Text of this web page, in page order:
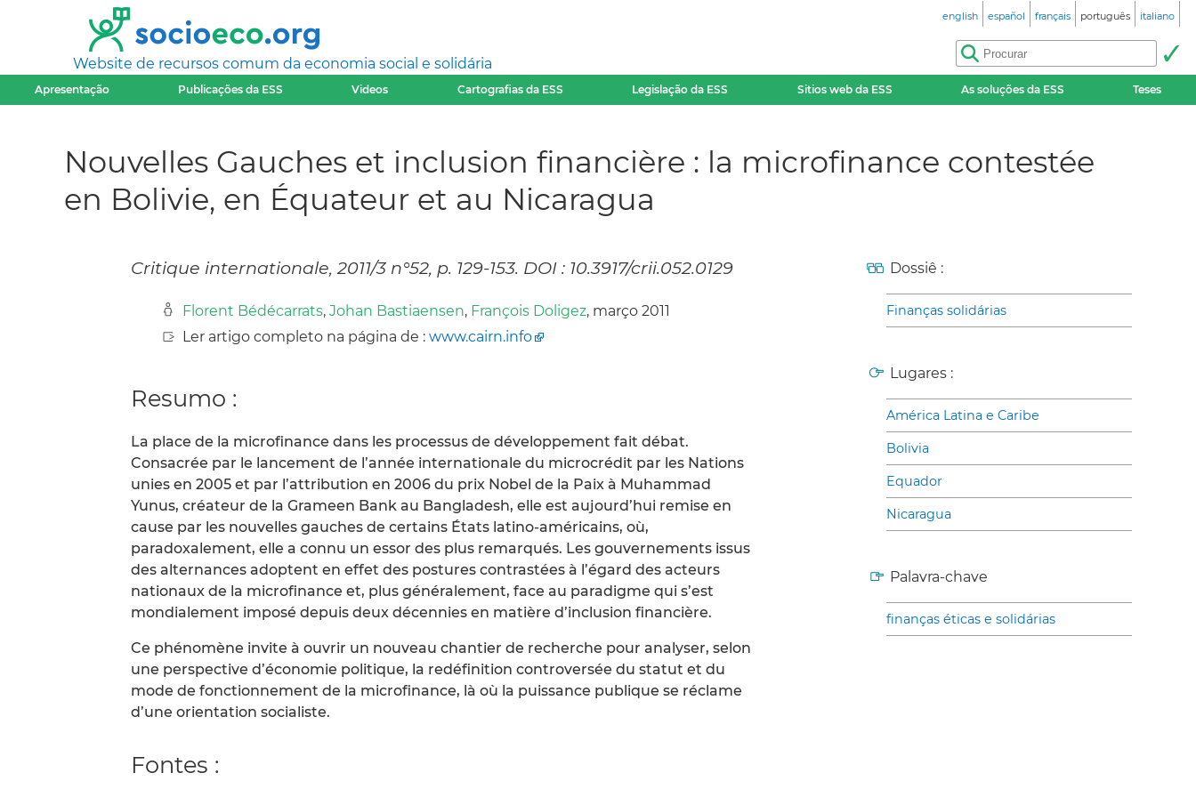
Website de recursos comum da economia social e solidária
english español français português italiano
Apresentação Publicações da ESS Videos Cartografias da ESS Legislação da ESS Sitios web da ESS As soluções da ESS Teses
Nouvelles Gauches et inclusion financière : la microfinance contestée
en Bolivie, en Équateur et au Nicaragua
Critique internationale, 2011/3 n°52, p. 129-153. DOI : 10.3917/crii.052.0129
Florent Bédécarrats, Johan Bastiaensen, François Doligez, março 2011
Ler artigo completo na página de : www.cairn.info
Resumo :
La place de la microfinance dans les processus de développement fait débat.
Consacrée par le lancement de l’année internationale du microcrédit par les Nations
unies en 2005 et par l’attribution en 2006 du prix Nobel de la Paix à Muhammad
Yunus, créateur de la Grameen Bank au Bangladesh, elle est aujourd’hui remise en
cause par les nouvelles gauches de certains États latino-américains, où,
paradoxalement, elle a connu un essor des plus remarqués. Les gouvernements issus
des alternances adoptent en effet des postures contrastées à l’égard des acteurs
nationaux de la microfinance et, plus généralement, face au paradigme qui s’est
mondialement imposé depuis deux décennies en matière d’inclusion financière.
Ce phénomène invite à ouvrir un nouveau chantier de recherche pour analyser, selon
une perspective d’économie politique, la redéfinition controversée du statut et du
mode de fonctionnement de la microfinance, là où la puissance publique se réclame
d’une orientation socialiste.
Fontes :
Dossiê :
Finanças solidárias
Lugares :
América Latina e Caribe
Bolivia
Equador
Nicaragua
Palavra-chave
finanças éticas e solidárias